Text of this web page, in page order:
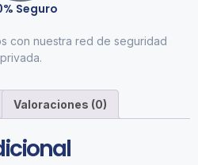
Seguro
con nuestra red de seguridad
privada.
Valoraciones (0)